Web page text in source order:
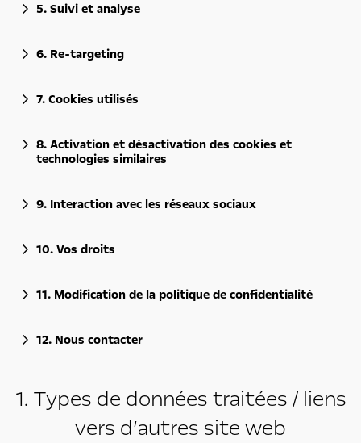
5. Suivi et analyse
6. Re-targeting
7. Cookies utilisés
8. Activation et désactivation des cookies et
technologies similaires
9. Interaction avec les réseaux sociaux
10. Vos droits
11. Modification de la politique de confidentialité
12. Nous contacter
1. Types de données traitées / liens
vers d’autres site web